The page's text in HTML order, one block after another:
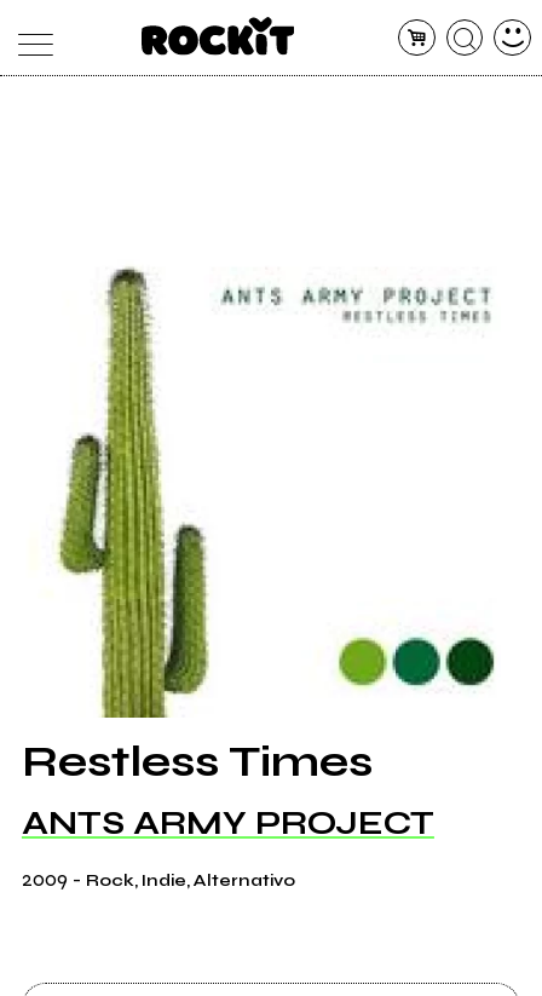
SHOP
RADIO
Restless Times
ANTS ARMY PROJECT
2009 - Rock, Indie, Alternativo